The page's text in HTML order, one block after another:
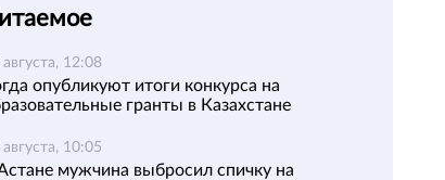
12:08
опубликуют итоги конкурса на
гранты в Казахстане
10:05
мужчина выбросил спичку на